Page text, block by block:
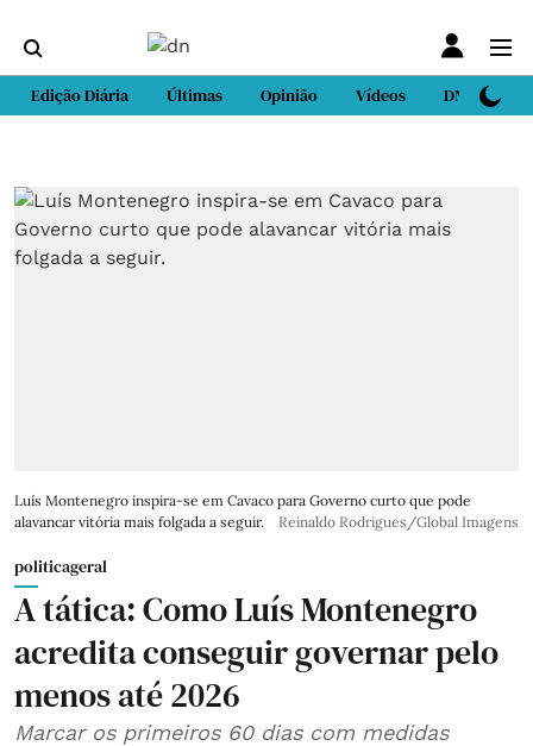
Edição Diária Últimas Opinião Vídeos DN Sport
Luís Montenegro inspira-se em Cavaco para Governo curto que pode
alavancar vitória mais folgada a seguir.
Reinaldo Rodrigues/Global Imagens
politicageral
A tática: Como Luís Montenegro
acredita conseguir governar pelo
menos até 2026
Marcar os primeiros 60 dias com medidas